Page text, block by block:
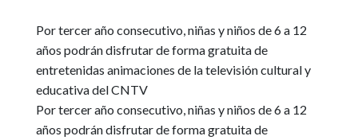
Por tercer año consecutivo, niñas y niños de 6 a 12
años podrán disfrutar de forma gratuita de
entretenidas animaciones de la televisión cultural y
educativa del CNTV
Por tercer año consecutivo, niñas y niños de 6 a 12
años podrán disfrutar de forma gratuita de